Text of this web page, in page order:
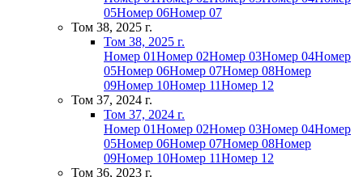
05Номер 06Номер 07
Том 38, 2025 г.
Том 38, 2025 г.
Номер 01Номер 02Номер 03Номер 04Номер
05Номер 06Номер 07Номер 08Номер
09Номер 10Номер 11Номер 12
Том 37, 2024 г.
Том 37, 2024 г.
Номер 01Номер 02Номер 03Номер 04Номер
05Номер 06Номер 07Номер 08Номер
09Номер 10Номер 11Номер 12
Том 36, 2023 г.